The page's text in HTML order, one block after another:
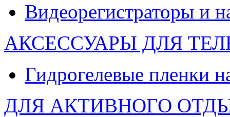
Видеорегистраторы и
АКСЕССУАРЫ ДЛЯ
Гидрогелевые пленки
ДЛЯ АКТИВНОГО